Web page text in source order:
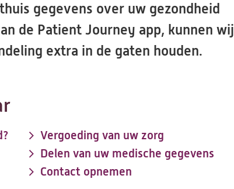
gegevens over uw gezondheid
de Patient Journey app, kunnen wij
extra in de gaten houden.
Vergoeding van uw zorg
Delen van uw medische gegevens
Contact opnemen